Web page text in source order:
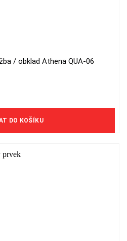
/ obklad Athena QUA-06
DO KOŠÍKU